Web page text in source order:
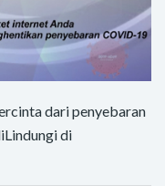
dari penyebaran
di